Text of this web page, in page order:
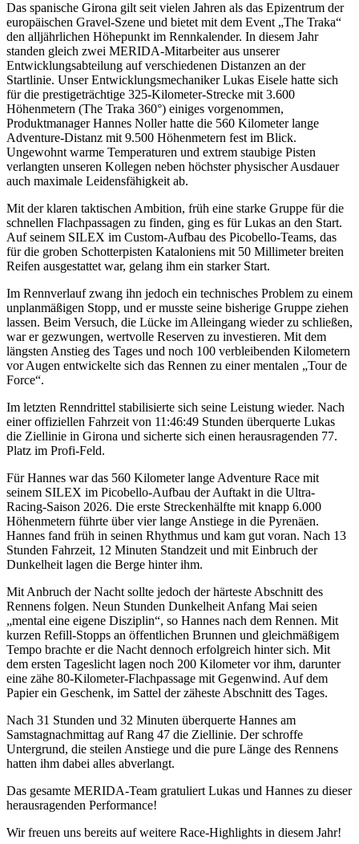
Das spanische Girona gilt seit vielen Jahren als das Epizentrum der
europäischen Gravel-Szene und bietet mit dem Event „The Traka“
den alljährlichen Höhepunkt im Rennkalender. In diesem Jahr
standen gleich zwei MERIDA-Mitarbeiter aus unserer
Entwicklungsabteilung auf verschiedenen Distanzen an der
Startlinie. Unser Entwicklungsmechaniker Lukas Eisele hatte sich
für die prestigeträchtige 325-Kilometer-Strecke mit 3.600
Höhenmetern (The Traka 360°) einiges vorgenommen,
Produktmanager Hannes Noller hatte die 560 Kilometer lange
Adventure-Distanz mit 9.500 Höhenmetern fest im Blick.
Ungewohnt warme Temperaturen und extrem staubige Pisten
verlangten unseren Kollegen neben höchster physischer Ausdauer
auch maximale Leidensfähigkeit ab.
Mit der klaren taktischen Ambition, früh eine starke Gruppe für die
schnellen Flachpassagen zu finden, ging es für Lukas an den Start.
Auf seinem SILEX im Custom-Aufbau des Picobello-Teams, das
für die groben Schotterpisten Kataloniens mit 50 Millimeter breiten
Reifen ausgestattet war, gelang ihm ein starker Start.
Im Rennverlauf zwang ihn jedoch ein technisches Problem zu einem
unplanmäßigen Stopp, und er musste seine bisherige Gruppe ziehen
lassen. Beim Versuch, die Lücke im Alleingang wieder zu schließen,
war er gezwungen, wertvolle Reserven zu investieren. Mit dem
längsten Anstieg des Tages und noch 100 verbleibenden Kilometern
vor Augen entwickelte sich das Rennen zu einer mentalen „Tour de
Force“.
Im letzten Renndrittel stabilisierte sich seine Leistung wieder. Nach
einer offiziellen Fahrzeit von 11:46:49 Stunden überquerte Lukas
die Ziellinie in Girona und sicherte sich einen herausragenden 77.
Platz im Profi-Feld.
Für Hannes war das 560 Kilometer lange Adventure Race mit
seinem SILEX im Picobello-Aufbau der Auftakt in die Ultra-
Racing-Saison 2026. Die erste Streckenhälfte mit knapp 6.000
Höhenmetern führte über vier lange Anstiege in die Pyrenäen.
Hannes fand früh in seinen Rhythmus und kam gut voran. Nach 13
Stunden Fahrzeit, 12 Minuten Standzeit und mit Einbruch der
Dunkelheit lagen die Berge hinter ihm.
Mit Anbruch der Nacht sollte jedoch der härteste Abschnitt des
Rennens folgen. Neun Stunden Dunkelheit Anfang Mai seien
„mental eine eigene Disziplin“, so Hannes nach dem Rennen. Mit
kurzen Refill-Stopps an öffentlichen Brunnen und gleichmäßigem
Tempo brachte er die Nacht dennoch erfolgreich hinter sich. Mit
dem ersten Tageslicht lagen noch 200 Kilometer vor ihm, darunter
eine zähe 80-Kilometer-Flachpassage mit Gegenwind. Auf dem
Papier ein Geschenk, im Sattel der zäheste Abschnitt des Tages.
Nach 31 Stunden und 32 Minuten überquerte Hannes am
Samstagnachmittag auf Rang 47 die Ziellinie. Der schroffe
Untergrund, die steilen Anstiege und die pure Länge des Rennens
hatten ihm dabei alles abverlangt.
Das gesamte MERIDA-Team gratuliert Lukas und Hannes zu dieser
herausragenden Performance!
Wir freuen uns bereits auf weitere Race-Highlights in diesem Jahr!